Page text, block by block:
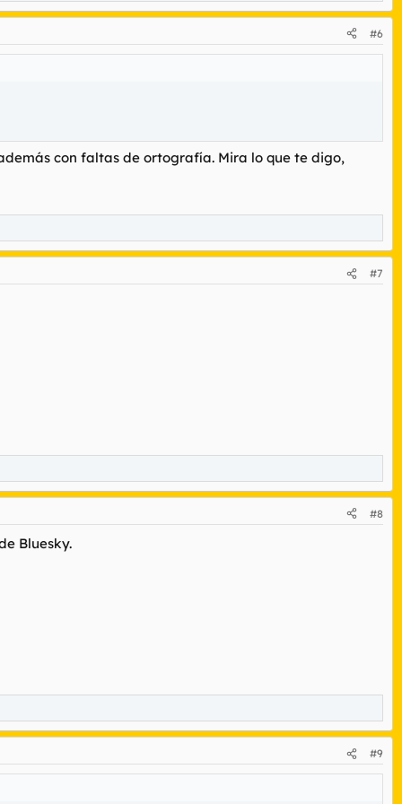
#6
con faltas de ortografía. Mira lo que te digo,
#7
#8
Bluesky.
#9